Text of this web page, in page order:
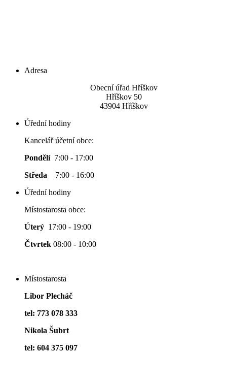
Adresa
Obecní úřad Hříškov
Hříškov 50
43904 Hříškov
Úřední hodiny
Kancelář účetní obce:
Pondělí 7:00 - 17:00
Středa 7:00 - 16:00
Úřední hodiny
Místostarosta obce:
Úterý 17:00 - 19:00
Čtvrtek 08:00 - 10:00
Místostarosta
Libor Plecháč
tel: 773 078 333
Nikola Šubrt
tel: 604 375 097